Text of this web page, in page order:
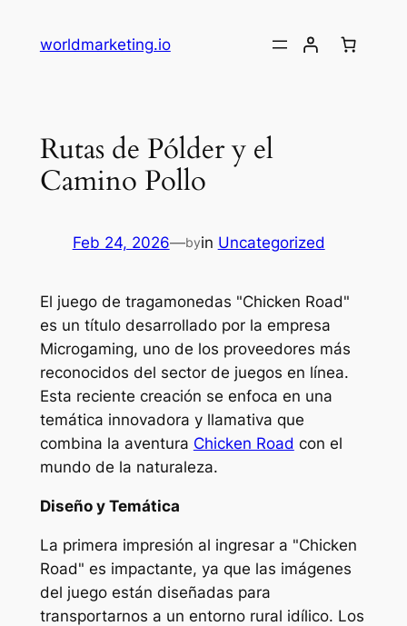
worldmarketing.io
Rutas de Pólder y el
Camino Pollo
Feb 24, 2026—byin Uncategorized
El juego de tragamonedas "Chicken Road"
es un título desarrollado por la empresa
Microgaming, uno de los proveedores más
reconocidos del sector de juegos en línea.
Esta reciente creación se enfoca en una
temática innovadora y llamativa que
combina la aventura Chicken Road con el
mundo de la naturaleza.
Diseño y Temática
La primera impresión al ingresar a "Chicken
Road" es impactante, ya que las imágenes
del juego están diseñadas para
transportarnos a un entorno rural idílico. Los